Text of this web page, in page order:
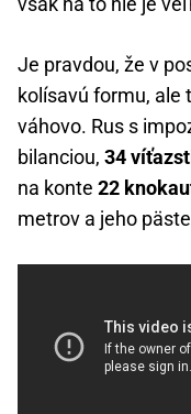
Je pravdou, že v
kolísavú formu, ale
váhovo. Rus s
bilanciou, 34
na konte 22
metrov a jeho